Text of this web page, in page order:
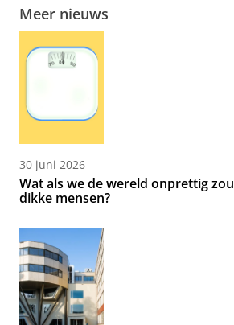
Meer nieuws
30 juni 2026
Wat als we de wereld onprettig
dikke mensen?